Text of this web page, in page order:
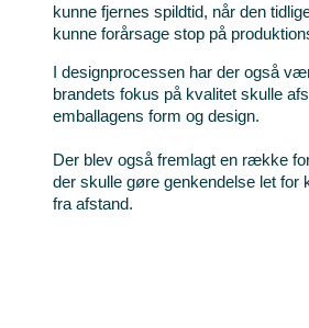
kunne fjernes spildtid, når den
kunne forårsage stop på
I designprocessen har der også
brandets fokus på kvalitet skulle
emballagens form og design.
Der blev også fremlagt en række
der skulle gøre genkendelse let for
fra afstand.